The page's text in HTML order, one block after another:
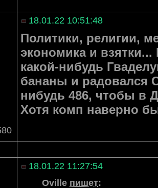
18.01.22 10:51:48
Политики, религии,
экономика и
какой-нибудь
бананы и радовался
нибудь 486, чтобы в
Хотя комп наверно
18.01.22 11:27:54
Oville пишет: